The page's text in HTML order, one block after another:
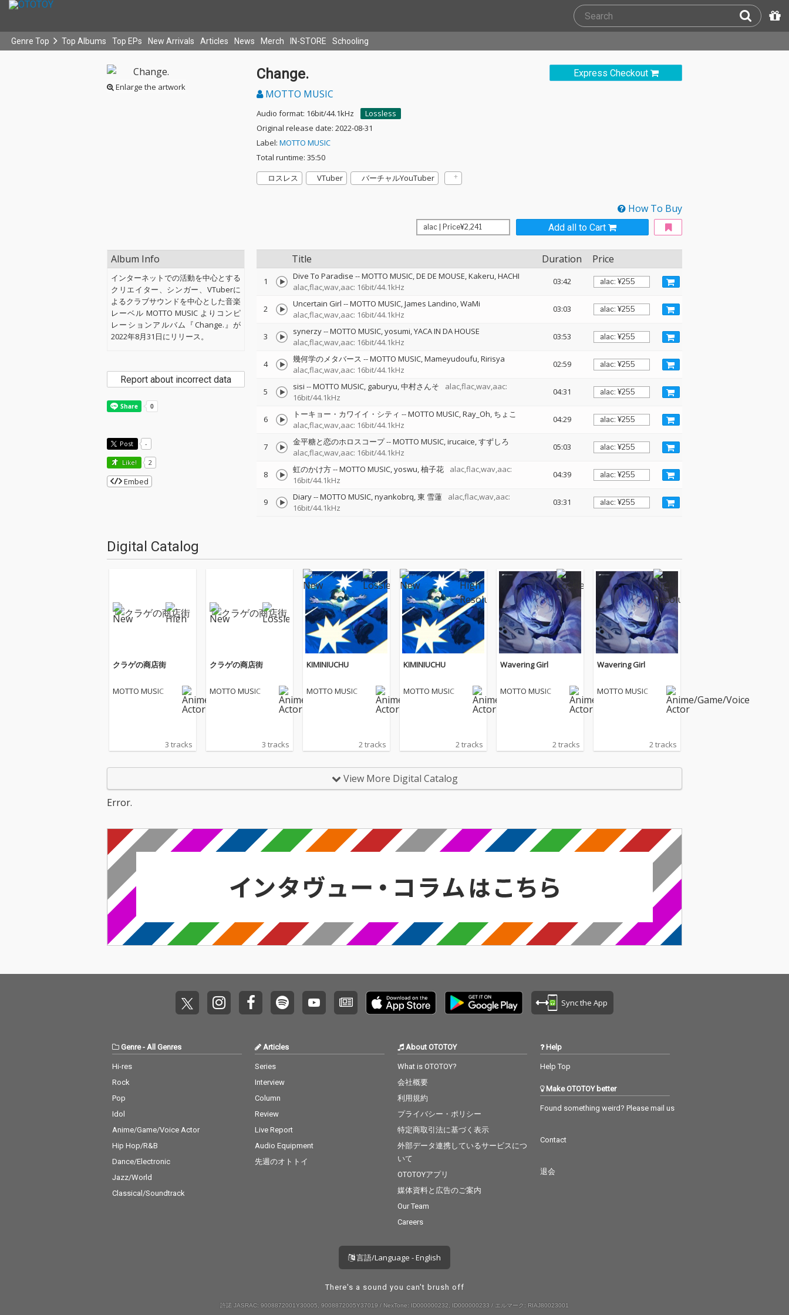
Genre Top Top Albums Top EPs New Arrivals Articles News Merch IN-STORE Schooling
Enlarge the artwork
Express Checkout
Change.
MOTTO MUSIC
Audio format: 16bit/44.1kHz
Lossless
Original release date: 2022-08-31
Label: MOTTO MUSIC
Total runtime: 35:50
ロスレス
VTuber バーチャルYouTuber
How To Buy
Add all to Cart
Title Duration Price
1 Dive To Paradise --MOTTO MUSIC DE DE MOUSE Kakeru HACHI
alac,flac,wav,aac: 16bit/44.1kHz
03:42
2 Uncertain Girl --MOTTO MUSIC James Landino WaMi
alac,flac,wav,aac: 16bit/44.1kHz
03:03
3 synerzy--MOTTO MUSIC yosumi YACA IN DA HOUSE
alac,flac,wav,aac: 16bit/44.1kHz
03:53
4 幾何学のメタバース --MOTTO MUSIC Mameyudoufu Ririsya
alac,flac,wav,aac: 16bit/44.1kHz
02:59
5 sisi --MOTTO MUSIC gaburyu 中村さんそ
alac,flac,wav,aac:
16bit/44.1kHz
04:31
6 トーキョー・カワイイ・シティ --MOTTO MUSIC Ray_Oh ちょこ
alac,flac,wav,aac: 16bit/44.1kHz
04:29
7 金平糖と恋のホロスコープ--MOTTO MUSIC irucaice すずしろ
alac,flac,wav,aac: 16bit/44.1kHz
05:03
8 虹のかけ方--MOTTO MUSIC yoswu 柚子花
alac,flac,wav,aac:
16bit/44.1kHz
04:39
9 Diary--MOTTO MUSIC nyankobrq 東 雪蓮
alac,flac,wav,aac:
16bit/44.1kHz
03:31
Album Info
インターネットでの活動を中心とする
クリエイター、シンガー、VTuberに
よるクラブサウンドを中心とした音楽
レーベル MOTTO MUSIC よりコンピ
レーションアルバム『Change.』が
2022年8月31日にリリース。
Report about incorrect data
Post -
Like! 2
Embed
Digital Catalog
クラゲの商店街
MOTTO MUSIC
3 tracks
クラゲの商店街
MOTTO MUSIC
3 tracks
KIMINIUCHU
MOTTO MUSIC
2 tracks
KIMINIUCHU
MOTTO MUSIC
2 tracks
Wavering Girl
MOTTO MUSIC
2 tracks
Wavering Girl
MOTTO MUSIC
2 tracks
View More Digital Catalog
Error.
Sync the App
Genre- All Genres
Hi-res
Rock
Pop
Idol
Anime/Game/Voice Actor
Hip Hop/R&B
Dance/Electronic
Jazz/World
Classical/Soundtrack
Articles
Series
Interview
Column
Review
Live Report
Audio Equipment
先週のオトトイ
About OTOTOY
What is OTOTOY?
会社概要
利用規約
プライバシー・ポリシー
特定商取引法に基づく表示
外部データ連携しているサービスにつ
いて
OTOTOYアプリ
媒体資料と広告のご案内
Our Team
Careers
Help
Help Top
Make OTOTOY better
Found something weird? Please mail us
Contact
退会
言語/Language - English
There's a sound you can't brush off
許諾 JASRAC: 9008872001Y30005, 9008872005Y37019 / NexTone: ID000000232, ID000000233 / エルマーク: RIAJ80023001